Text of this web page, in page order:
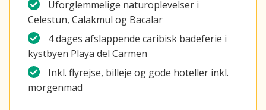
Uforglemmelige naturoplevelser i
Celestun, Calakmul og Bacalar
4 dages afslappende caribisk badeferie i
kystbyen Playa del Carmen
Inkl. flyrejse, billeje og gode hoteller inkl.
morgenmad